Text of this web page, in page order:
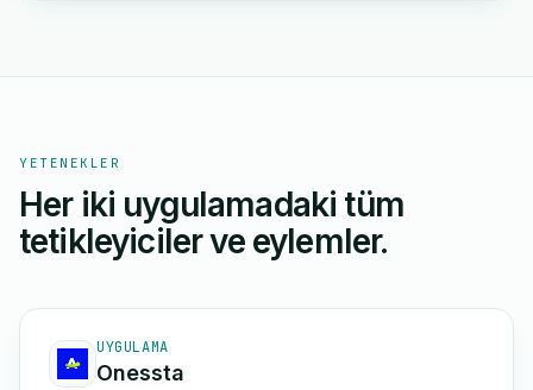
YETENEKLER
Her iki uygulamadaki tüm
tetikleyiciler ve eylemler.
UYGULAMA
Onessta